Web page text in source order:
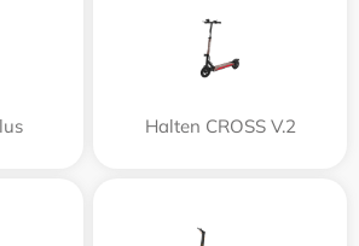
Halten CROSS V.2